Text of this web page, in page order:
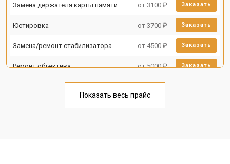
Замена держателя карты памяти от 3100 ₽ Заказать
Юстировка от 3700 ₽ Заказать
Замена/ремонт стабилизатора от 4500 ₽ Заказать
Ремонт объектива от 5000 ₽ Заказать
Показать весь прайс